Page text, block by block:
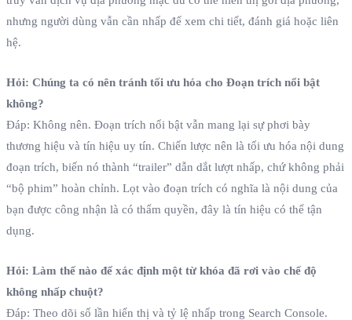
nhưng người dùng vẫn cần nhấp để xem chi tiết, đánh giá hoặc liên
hệ.
Hỏi: Chúng ta có nên tránh tối ưu hóa cho Đoạn trích nổi bật
không?
Đáp: Không nên. Đoạn trích nổi bật vẫn mang lại sự phơi bày
thương hiệu và tín hiệu uy tín. Chiến lược nên là tối ưu hóa nội dung
đoạn trích, biến nó thành “trailer” dẫn dắt lượt nhấp, chứ không phải
“bộ phim” hoàn chỉnh. Lọt vào đoạn trích có nghĩa là nội dung của
bạn được công nhận là có thẩm quyền, đây là tín hiệu có thể tận
dụng.
Hỏi: Làm thế nào để xác định một từ khóa đã rơi vào chế độ
không nhấp chuột?
Đáp: Theo dõi số lần hiển thị và tỷ lệ nhấp trong Search Console.